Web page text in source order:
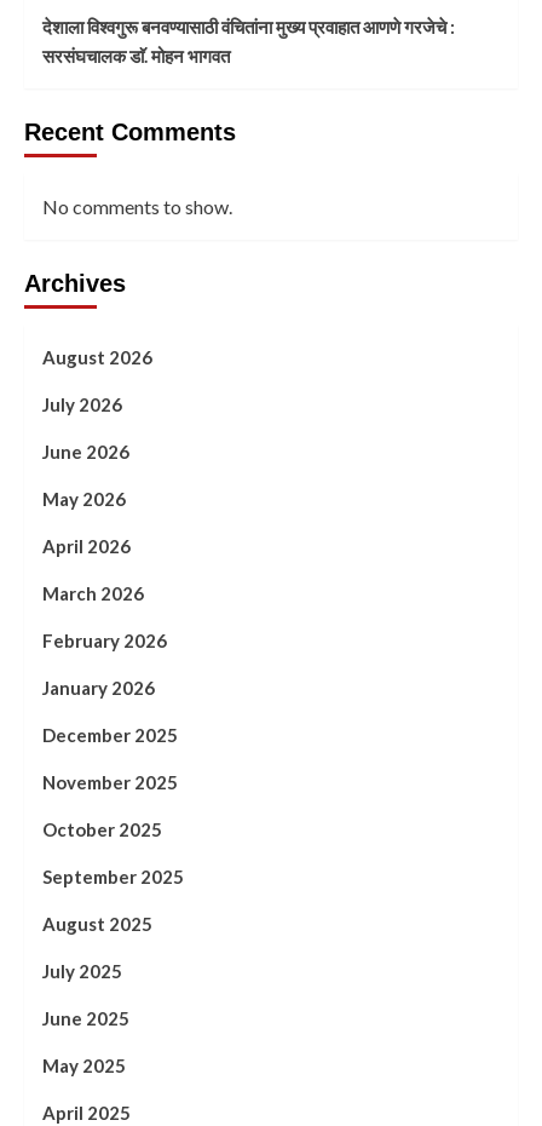
देशाला विश्वगुरू बनवण्यासाठी वंचितांना मुख्य प्रवाहात आणणे गरजेचे :
सरसंघचालक डाॅ. मोहन भागवत
Recent Comments
No comments to show.
Archives
August 2026
July 2026
June 2026
May 2026
April 2026
March 2026
February 2026
January 2026
December 2025
November 2025
October 2025
September 2025
August 2025
July 2025
June 2025
May 2025
April 2025